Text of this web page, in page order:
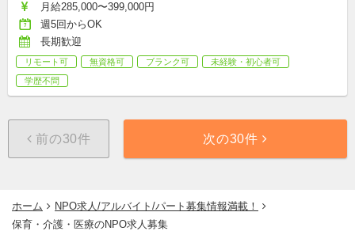
月給285,000〜399,000円
週5回からOK
長期歓迎
リモート可 無資格可 ブランク可
未経験・初心者可
学歴不問
前の30件 次の30件
ホーム
NPO求人/アルバイト/パート募集情報満載！
保育・介護・医療のNPO求人募集